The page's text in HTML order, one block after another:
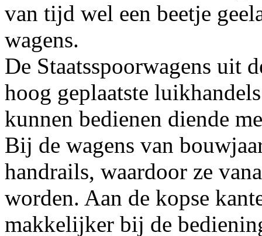
van tijd wel een beetje
wagens.
De Staatsspoorwagens uit
hoog geplaatste
kunnen bedienen diende
Bij de wagens van
handrails, waardoor ze
worden. Aan de kopse
makkelijker bij de